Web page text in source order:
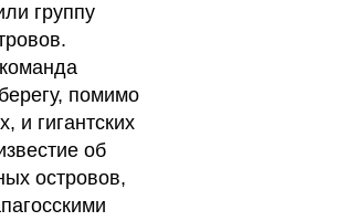
группу
помимо
и гигантских
об
островов,